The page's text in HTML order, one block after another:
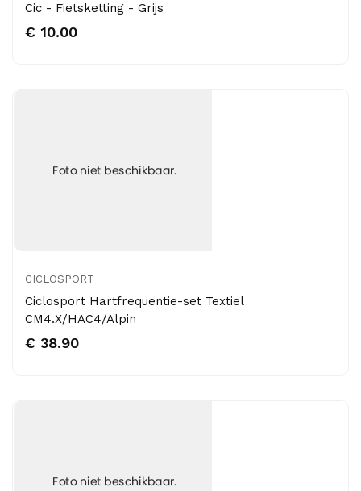
Cic - Fietsketting - Grijs
€ 10.00
CICLOSPORT
Ciclosport Hartfrequentie-set Textiel
CM4.X/HAC4/Alpin
€ 38.90